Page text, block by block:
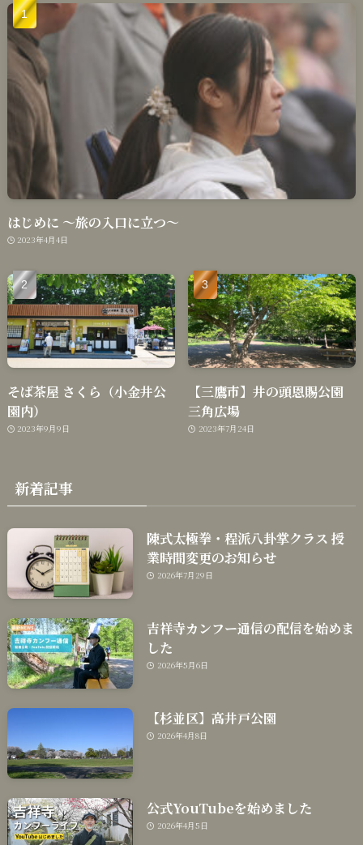
はじめに 〜旅の入口に立つ〜
2023年4月4日
そば茶屋 さくら（小金井公
園内）
2023年9月9日
【三鷹市】井の頭恩賜公園
三角広場
2023年7月24日
新着記事
陳式太極拳・程派八卦掌クラス 授
業時間変更のお知らせ
2026年7月29日
吉祥寺カンフー通信の配信を始めま
した
2026年5月6日
【杉並区】高井戸公園
2026年4月8日
公式YouTubeを始めました
2026年4月5日